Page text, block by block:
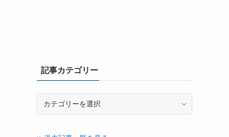
記事カテゴリー